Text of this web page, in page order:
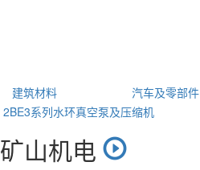
建筑材料 汽车及零部件
2BE3系列水环真空泵及压缩机
矿山机电